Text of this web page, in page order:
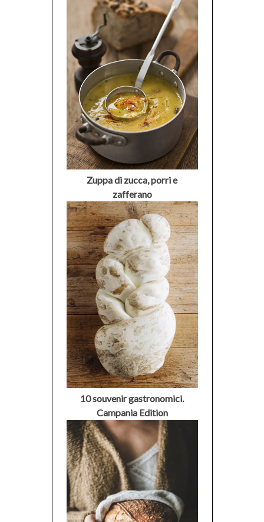
Zuppa di zucca, porri e
zafferano
10 souvenir gastronomici.
Campania Edition